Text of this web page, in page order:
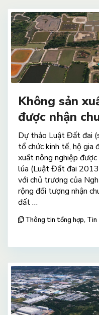
Không sản
được nhận
Dự thảo Luật Đất đai
tổ chức kinh tế, hộ gia
xuất nông nghiệp
lúa (Luật Đất đai 2013
với chủ trương của
rộng đối tượng nhận
đất …
Thông tin tổng hợp, Tin